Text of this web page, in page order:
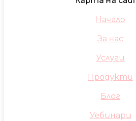
Начало
За нас
Услуги
Продукти
Блог
Уебинари